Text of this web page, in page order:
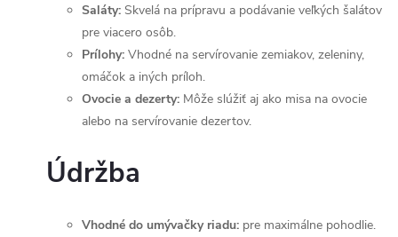
Saláty: Skvelá na prípravu a podávanie veľkých šalátov
pre viacero osôb.
Prílohy: Vhodné na servírovanie zemiakov, zeleniny,
omáčok a iných príloh.
Ovocie a dezerty: Môže slúžiť aj ako misa na ovocie
alebo na servírovanie dezertov.
Údržba
Vhodné do umývačky riadu: pre maximálne pohodlie.